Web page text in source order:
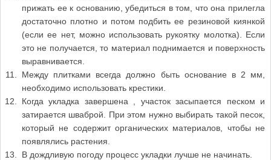
прижать ее к основанию, убедиться в том, что она прилегла
достаточно плотно и потом подбить ее резиновой киянкой
(если ее нет, можно использовать рукоятку молотка). Если
это не получается, то материал поднимается и поверхность
выравнивается.
Между плитками всегда должно быть основание в 2 мм,
необходимо использовать крестики.
Когда укладка завершена , участок засыпается песком и
затирается шваброй. При этом нужно выбирать такой песок,
который не содержит органических материалов, чтобы не
появлялись растения.
В дождливую погоду процесс укладки лучше не начинать.